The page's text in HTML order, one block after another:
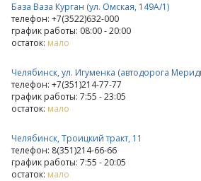
База Ваза Курган (ул. Омская, 149А/1)
телефон: +7(3522)632-000
график работы: 08:00 - 20:00
остаток: мало
Челябинск, ул. Игуменка (автодорога
телефон: +7(351)214-77-77
график работы: 7:55 - 23:05
остаток: мало
Челябинск, Троицкий тракт, 11
телефон: 8(351)214-66-66
график работы: 7:55 - 20:05
остаток: мало